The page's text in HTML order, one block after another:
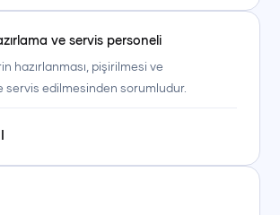
ve servis personeli
hazırlanması, pişirilmesi ve
servis edilmesinden sorumludur.